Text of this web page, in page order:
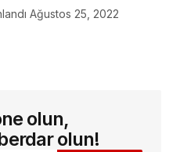
Ağustos 25, 2022
olun,
olun!